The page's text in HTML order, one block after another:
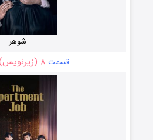
شوهر
قسمت ۸ (زیرنویس)